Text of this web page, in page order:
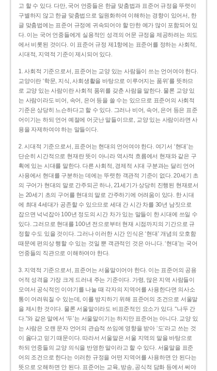
고 할 수 있다. 다만, 국어 언중들은 한글 맞춤법과 표준어 규정을 뚜렷이
구별하지 않고 한글 맞춤법으로 일원화하여 이해하는 경향이 있어서, 한
글 맞춤법에는 표준어 규정에 귀속되어야 할 만한 예가 많이 포함되어 있
다. 이는 국어 언중들에게 실용적인 성격의 어문 규정을 제공하려는 의도
에서 비롯된 것이다. 이 표준어 규정 제1항에는 표준어를 정하는 사회적,
시대적, 지역적 기준이 제시되어 있다.
1. 사회적 기준으로서, 표준어는 교양 있는 사람들이 쓰는 언어여야 한다.
교양이란 ‘학문, 지식, 사회생활을 바탕으로 이루어지는 품위’를 뜻하므
로 교양 있는 사람이란 사회적 품위를 갖춘 사람을 말한다. 물론 교양 있
는 사람이라도 비어, 속어, 은어 등을 쓸 수는 있으므로 표준어의 사회적
기준은 상당히 느슨하다고 할 수 있다. 그러나 비어, 속어, 은어 등은 표준
어이기는 하되 언어 예절에 어긋난 말들이므로, 교양 있는 사람이라면 사
용을 자제하여야 하는 말들이다.
2. 시대적 기준으로서, 표준어는 현대의 언어여야 한다. 여기서 ‘현대’는
단순히 시간적으로 현재란 뜻이 아니라 역사적 흐름에서 현재와 같은 구
획에 있는 시대를 말한다. 다른 사회적, 경제적 시대 구분과는 달리 언어
사용에서 현대를 구분하는 데에는 뚜렷한 객관적 기준이 없다. 20세기 초
의 구어가 현대의 말로 간주되곤 하나, 21세기가 상당히 진행된 현재로서
는 20세기 초의 구어를 현대의 말로 간주하기에 어려움이 있다. 한 시대
에 최대 4세대가 공존할 수 있으므로 세대 간 시간 차를 30년 남짓으로
잡으면 넉넉잡아 100년 정도의 시간 차가 있는 말들이 한 시대에 쓰일 수
있다. 그러므로 현대를 100년 전으로부터 현재 시점까지의 기간으로 규
정할 수도 있을 것이다. 그러나 이러한 시간 인식은 ‘현대’ 개념의 모호함
때문에 편의상 행할 수 있는 것일 뿐 객관적인 것은 아니다. ‘현대’는 국어
언중들의 직관으로 이해하여야 한다.
3. 지역적 기준으로서, 표준어는 서울말이어야 한다. 이는 표준어의 공용
어적 성격을 가장 크게 드러내 주는 기준이다. 가령, 많은 지역 사람들이
모여서 공식적인 이야기를 나눌 때 각자의 지역어를 사용한다면 의사소
통이 어려워질 수 있는데, 이를 방지하기 위해 표준어의 조건으로 서울말
을 제시한 것이다. 물론 서울말이라도 비표준적인 요소가 있다. “나두 간
다.”와 같은 말에서 ‘두’는 서울말이기는 하지만 표준어는 아니다. 교양 있
는 사람은 오랜 문자 언어의 관습적 쓰임에 영향을 받아 ‘도’라고 쓰는 것
이 옳다고 믿기 때문이다. 따라서 서울말은 서울 지역의 말을 바탕으로
하되 언중들의 교양 의식을 반영한 말이라고 할 수 있다. 서울말을 표준
어의 조건으로 한다는 이러한 규정을 어떤 지역어를 사용하면 안 된다는
뜻으로 오해하면 안 된다. 표준어는 교육, 방송, 공식적 담화 등에서 써야